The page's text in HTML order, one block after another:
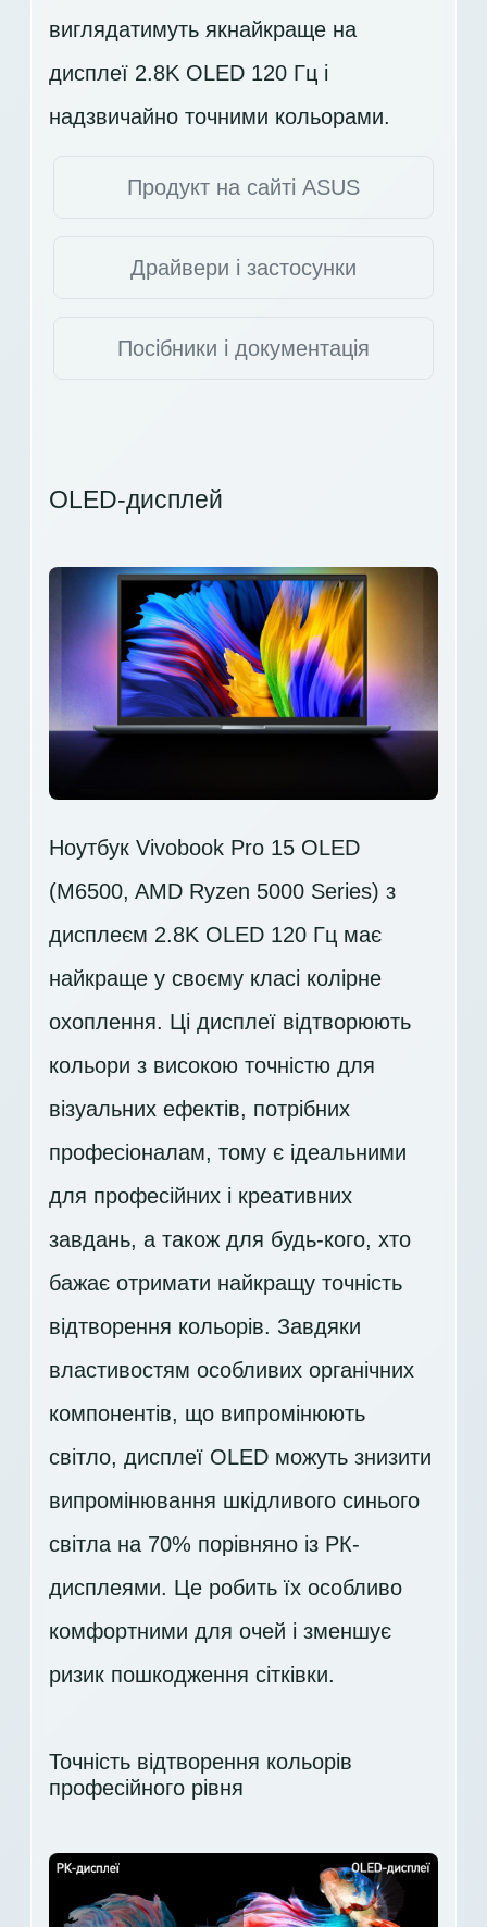
виглядатимуть якнайкраще на
дисплеї 2.8K OLED 120 Гц і
надзвичайно точними кольорами.
Продукт на сайті ASUS
Драйвери і застосунки
Посібники і документація
OLED-дисплей
Ноутбук Vivobook Pro 15 OLED
(M6500, AMD Ryzen 5000 Series) з
дисплеєм 2.8K OLED 120 Гц має
найкраще у своєму класі колірне
охоплення. Ці дисплеї відтворюють
кольори з високою точністю для
візуальних ефектів, потрібних
професіоналам, тому є ідеальними
для професійних і креативних
завдань, а також для будь-кого, хто
бажає отримати найкращу точність
відтворення кольорів. Завдяки
властивостям особливих органічних
компонентів, що випромінюють
світло, дисплеї OLED можуть знизити
випромінювання шкідливого синього
світла на 70% порівняно із РК-
дисплеями. Це робить їх особливо
комфортними для очей і зменшує
ризик пошкодження сітківки.
Точність відтворення кольорів
професійного рівня